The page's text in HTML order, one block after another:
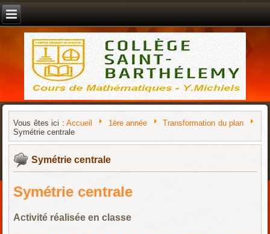
Vous êtes ici :Accueil 1ère année
Transformation du plan
Symétrie centrale
Symétrie centrale
Symétrie centrale
Activité réalisée en classe